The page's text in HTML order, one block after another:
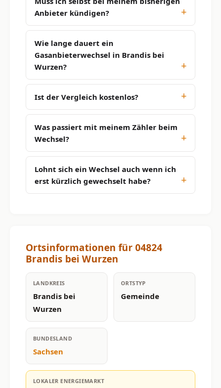
Anbieter kündigen?
Wie lange dauert ein
Gasanbieterwechsel in Brandis bei
Wurzen?
Ist der Vergleich kostenlos?
Was passiert mit meinem Zähler beim
Wechsel?
Lohnt sich ein Wechsel auch wenn ich
erst kürzlich gewechselt habe?
Ortsinformationen für 04824
Brandis bei Wurzen
LANDKREIS
Brandis bei
Wurzen
ORTSTYP
Gemeinde
BUNDESLAND
Sachsen
LOKALER ENERGIEMARKT